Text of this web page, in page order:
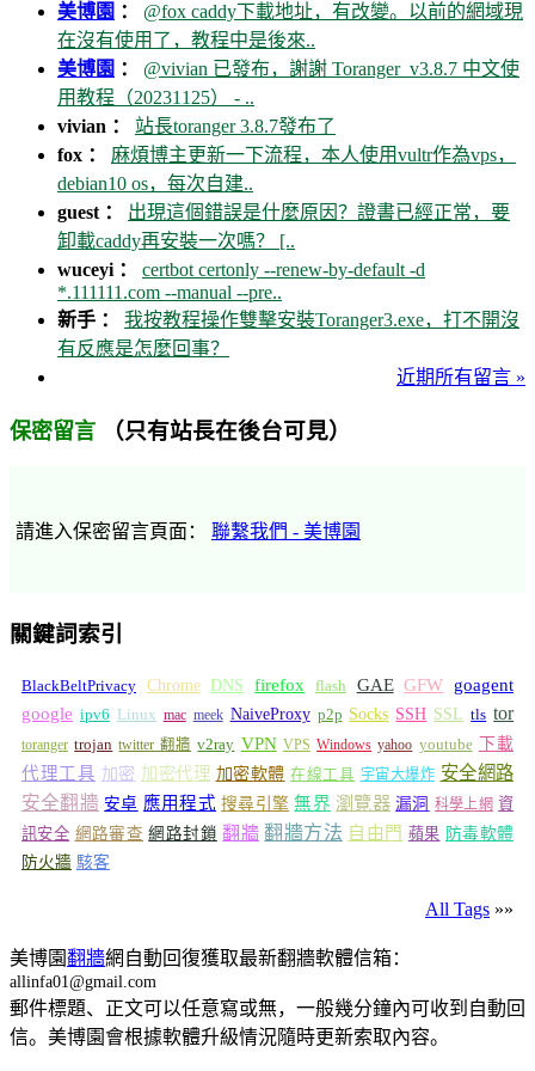
美博園 ： @fox caddy下載地址，有改變。以前的網域現
在沒有使用了，教程中是後來..
美博園 ： @vivian 已發布，謝謝 Toranger_v3.8.7 中文使
用教程（20231125） - ..
vivian ： 站長toranger 3.8.7發布了
fox ： 麻煩博主更新一下流程，本人使用vultr作為vps，
debian10 os，每次自建..
guest ： 出現這個錯誤是什麼原因？證書已經正常，要
卸載caddy再安裝一次嗎？ [..
wuceyi ： certbot certonly --renew-by-default -d
*.111111.com --manual --pre..
新手 ： 我按教程操作雙擊安裝Toranger3.exe，打不開沒
有反應是怎麼回事？
近期所有留言 »
保密留言 （只有站長在後台可見）
請進入保密留言頁面： 聯繫我們 - 美博園
關鍵詞索引
BlackBeltPrivacy Chrome DNS firefox flash GAE GFW
goagent
google ipv6 Linux mac meek NaiveProxy p2p Socks SSH SSL tls tor
toranger trojan twitter 翻牆 v2ray VPN VPS Windows yahoo youtube 下載
代理工具 加密 加密代理 加密軟體 在線工具 宇宙大爆炸 安全網路
安全翻牆 安卓 應用程式 搜尋引擎 無界 瀏覽器 漏洞 科學上網 資
訊安全 網路審查 網路封鎖 翻牆 翻牆方法 自由門 蘋果 防毒軟體
防火牆 駭客
All Tags »»
美博園翻牆網自動回復獲取最新翻牆軟體信箱：
allinfa01@gmail.com
郵件標題、正文可以任意寫或無，一般幾分鐘內可收到自動回
信。美博園會根據軟體升級情況隨時更新索取內容。